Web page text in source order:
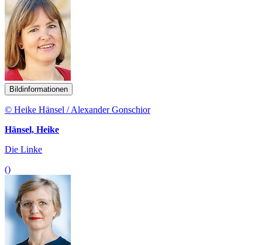
Bildinformationen
© Heike Hänsel / Alexander Gonschior
Hänsel, Heike
Die Linke
()